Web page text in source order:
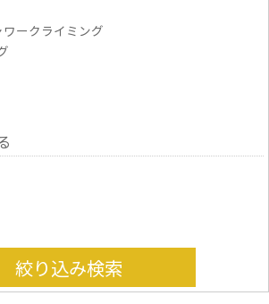
ークライミング
絞り込み検索